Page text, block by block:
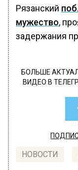
Рязанский
мужество,
задержания
БОЛЬШЕ
ВИДЕО В
НОВОСТИ